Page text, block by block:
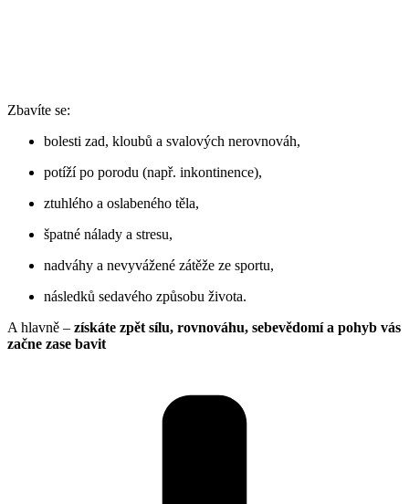
Zbavíte se:
bolesti zad, kloubů a svalových nerovnováh,
potíží po porodu (např. inkontinence),
ztuhlého a oslabeného těla,
špatné nálady a stresu,
nadváhy a nevyvážené zátěže ze sportu,
následků sedavého způsobu života.
A hlavně – získáte zpět sílu, rovnováhu, sebevědomí a pohyb vás
začne zase bavit